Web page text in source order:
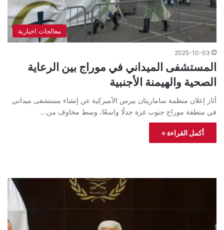
معالجات اخبارية
2025-10-03
المستشفى الميداني في موراج بين الرعاية
الصحية والهيمنة الأجنبية
أثار إعلان منظمة ساماريتان بيرس الأميركية عن إنشاء مستشفى ميداني
في منطقة موراج جنوب غزة جدلًا واسعًا، وسط مخاوف من…
أكمل القراءة »